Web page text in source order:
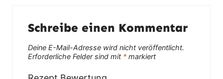
Schreibe einen Kommentar
Deine E-Mail-Adresse wird nicht veröffentlicht.
Erforderliche Felder sind mit * markiert